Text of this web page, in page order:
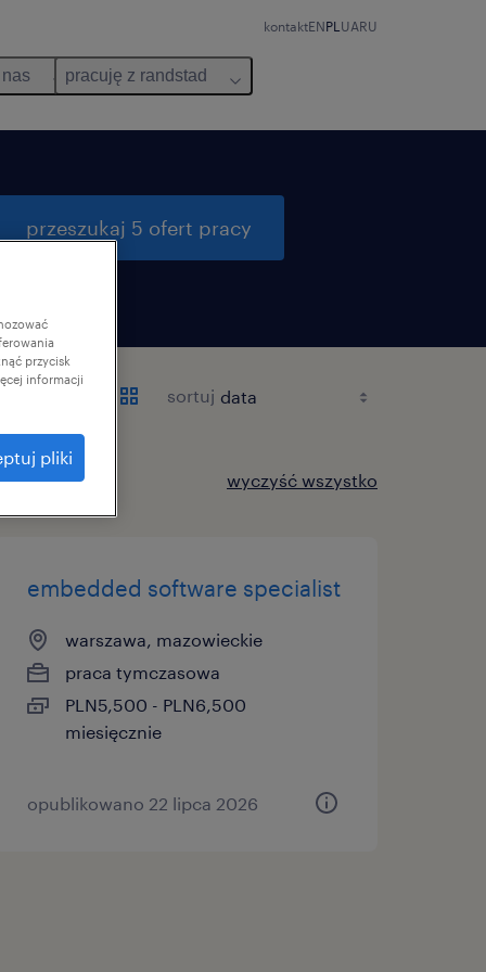
kontaktENPL UARU
nas pracuję z randstad
przeszukaj 5 ofert pracy
sortuj
wyczyść wszystko
embedded software specialist
warszawa, mazowieckie
praca tymczasowa
PLN5,500 - PLN6,500
miesięcznie
opublikowano 22 lipca 2026
przycisk
informacji
pliki